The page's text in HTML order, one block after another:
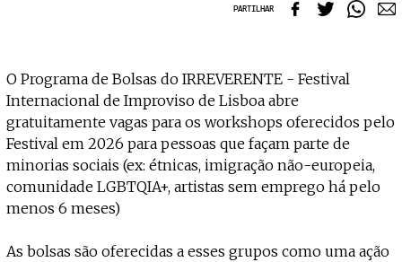
PARTILHAR
O Programa de Bolsas do IRREVERENTE - Festival
Internacional de Improviso de Lisboa abre
gratuitamente vagas para os workshops oferecidos pelo
Festival em 2026 para pessoas que façam parte de
minorias sociais (ex: étnicas, imigração não-europeia,
comunidade LGBTQIA+, artistas sem emprego há pelo
menos 6 meses)
As bolsas são oferecidas a esses grupos como uma ação